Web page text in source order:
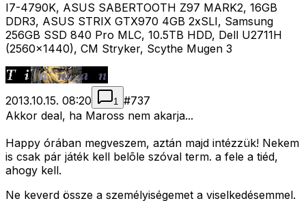
I7-4790K, ASUS SABERTOOTH Z97 MARK2, 16GB
DDR3, ASUS STRIX GTX970 4GB 2xSLI, Samsung
256GB SSD 840 Pro MLC, 10.5TB HDD, Dell U2711H
(2560x1440), CM Stryker, Scythe Mugen 3
2013.10.15. 08:20 1 #737
Akkor deal, ha Maross nem akarja...
Happy órában megveszem, aztán majd intézzük! Nekem
is csak pár játék kell belõle szóval term. a fele a tiéd,
ahogy kell.
Ne keverd össze a személyiségemet a viselkedésemmel.